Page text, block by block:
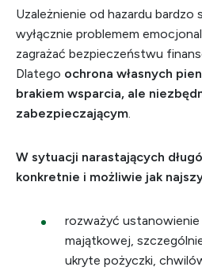
Uzależnienie od hazardu bardzo
wyłącznie problemem
zagrażać bezpieczeństwu
Dlatego ochrona własnych
brakiem wsparcia, ale
zabezpieczającym.
W sytuacji narastających
konkretnie i możliwie jak
rozważyć ustanowienie
majątkowej,
ukryte pożyczki,